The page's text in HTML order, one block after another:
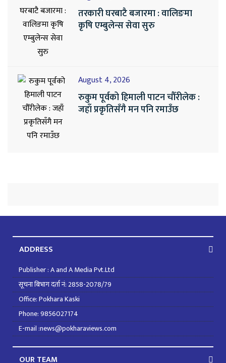
तरकारी घरबाटै बजारमा : वालिङमा
कृषि एम्बुलेन्स सेवा सुरु
August 4, 2026
रुकुम पूर्वको हिमाली पाटन चौँरीलेक :
जहाँ प्रकृतिसँगै मन पनि रमाउँछ
ADDRESS
Publisher : A and A Media Pvt.Ltd
सूचना बिभाग दर्ता नं: 2858-2078/79
Office: Pokhara Kaski
Phone: 9856027174
E-mail :news@pokharaviews.com
OUR TEAM